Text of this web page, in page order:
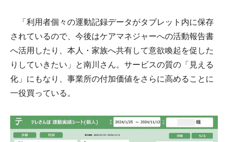
「利用者個々の運動記録データがタブレット内に保存
されているので、今後はケアマネジャーへの活動報告書
へ活用したり、本人・家族へ共有して意欲喚起を促した
りしていきたい」と南川さん。サービスの質の「見える
化」にもなり、事業所の付加価値をさらに高めることに
一役買っている。